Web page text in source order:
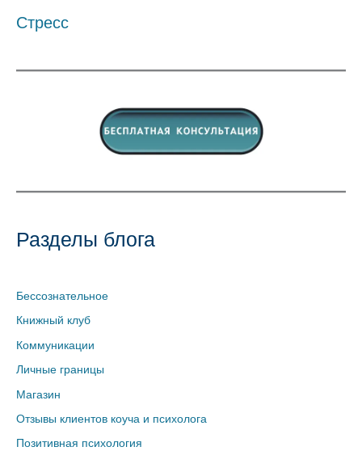
Стресс
Разделы блога
Бессознательное
Книжный клуб
Коммуникации
Личные границы
Магазин
Отзывы клиентов коуча и психолога
Позитивная психология